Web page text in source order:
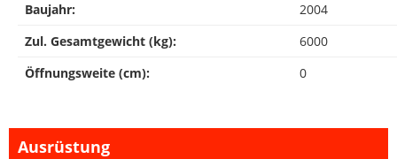
Baujahr:
2004
Zul. Gesamtgewicht (kg):
6000
Öffnungsweite (cm):
0
Ausrüstung